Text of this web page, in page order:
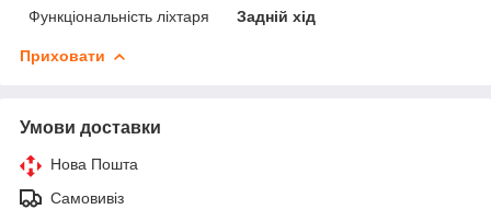
Функціональність ліхтаря
Задній хід
Приховати
Умови доставки
Нова Пошта
Самовивіз